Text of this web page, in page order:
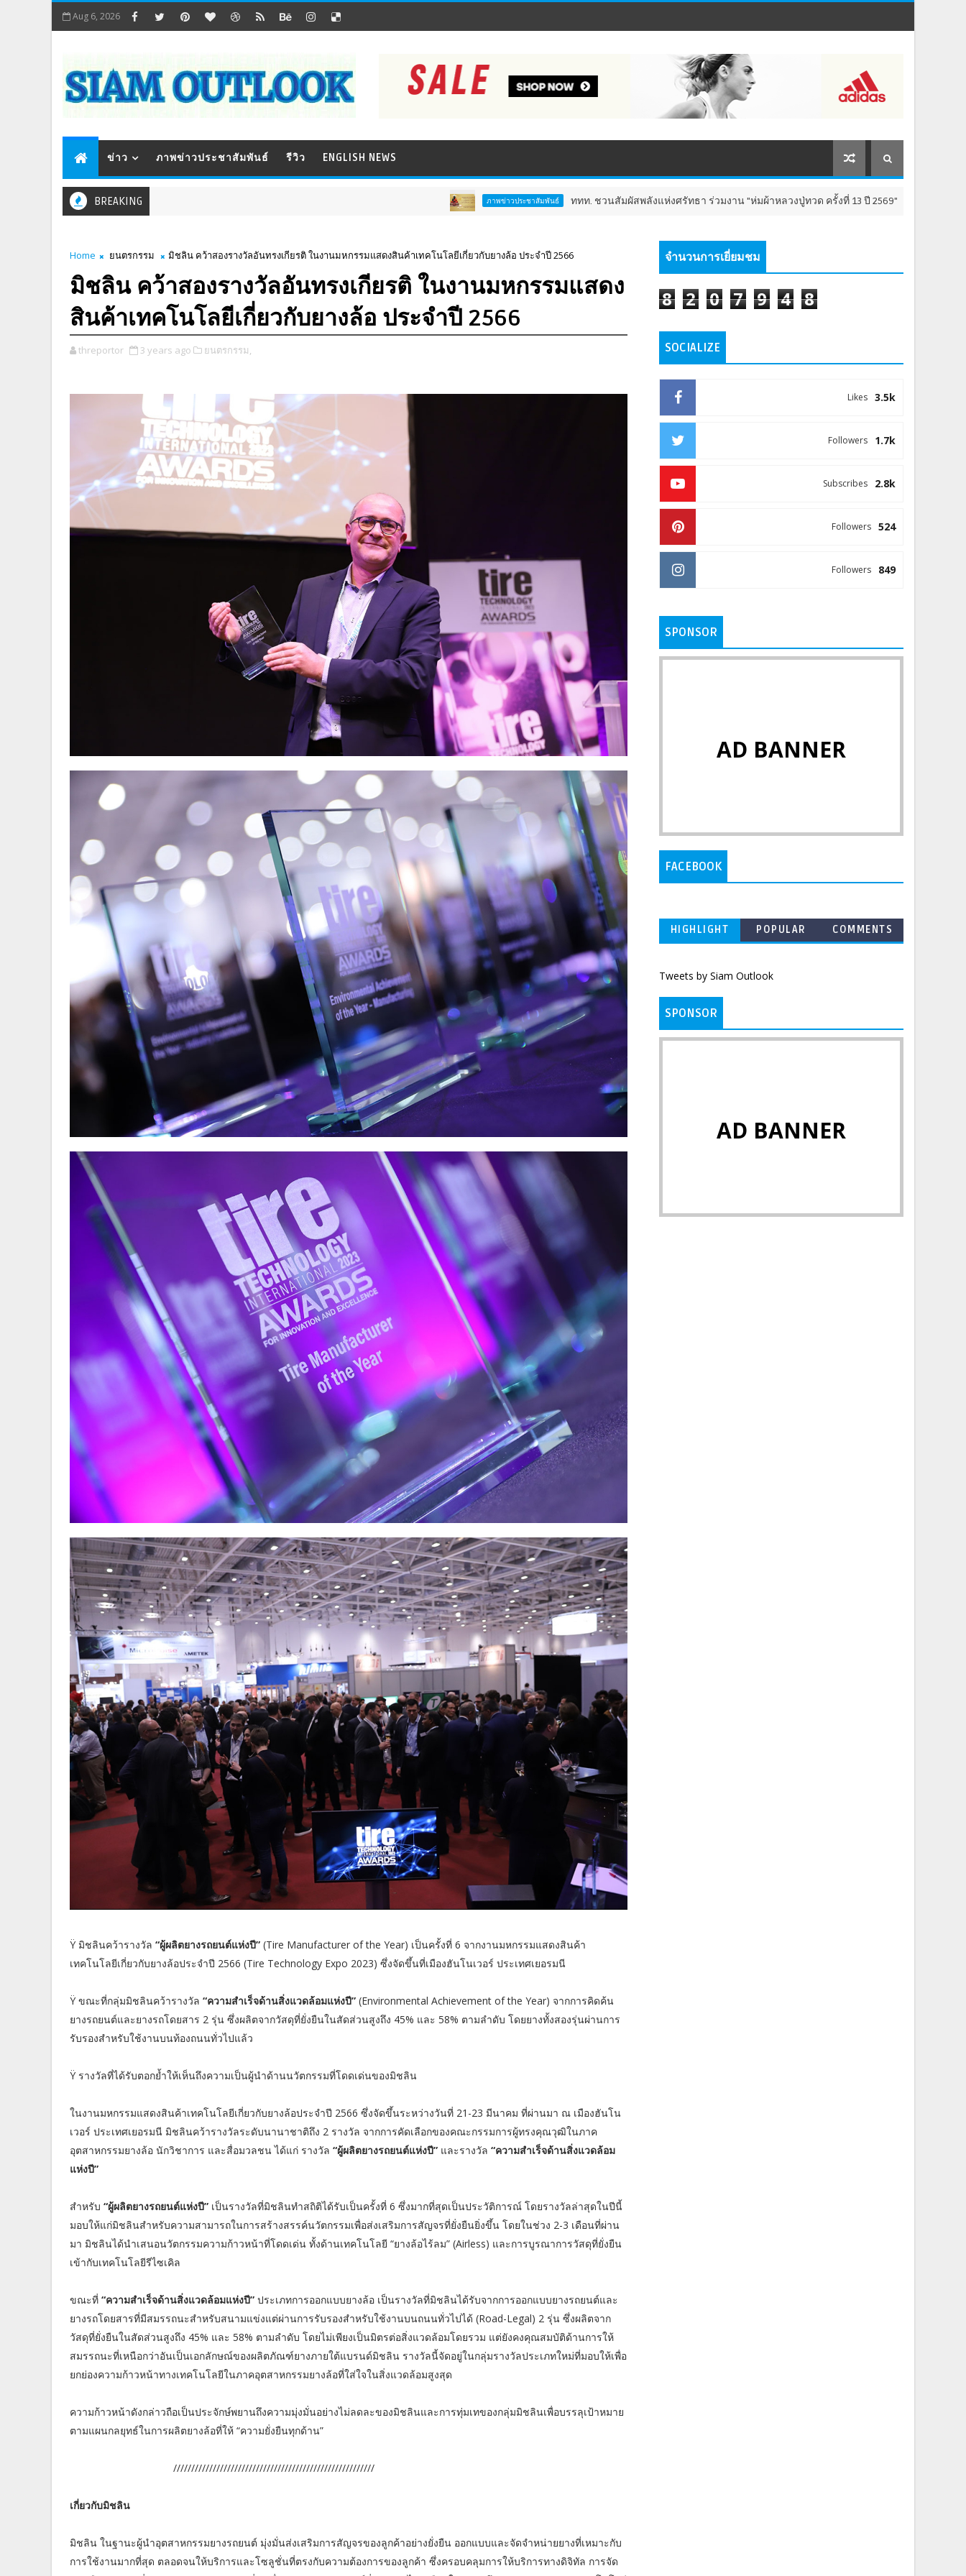
Aug 6, 2026
ข่าว ภาพข่าวประชาสัมพันธ์ รีวิว ENGLISH NEWS
BREAKING ภาพข่าวประชาสัมพันธ์ ททท. ชวนสัมผัสพลังแห่งศรัทธา ร่วมงาน "ห่มผ้าหลวงปู่ทวด ครั้งที่ 13 ปี 2569" เสริมสิริมงคล เติมพลังใจ
Home ยนตรกรรม มิชลิน คว้าสองรางวัลอันทรงเกียรติ ในงานมหกรรมแสดงสินค้าเทคโนโลยีเกี่ยวกับยางล้อ ประจำปี 2566
มิชลิน คว้าสองรางวัลอันทรงเกียรติ ในงานมหกรรมแสดง
สินค้าเทคโนโลยีเกี่ยวกับยางล้อ ประจำปี 2566
threportor 3 years ago ยนตรกรรม,
Ÿ มิชลินคว้ารางวัล “ผู้ผลิตยางรถยนต์แห่งปี” (Tire Manufacturer of the Year) เป็นครั้งที่ 6 จากงานมหกรรมแสดงสินค้า
เทคโนโลยีเกี่ยวกับยางล้อประจำปี 2566 (Tire Technology Expo 2023) ซึ่งจัดขึ้นที่เมืองฮันโนเวอร์ ประเทศเยอรมนี
Ÿ ขณะที่กลุ่มมิชลินคว้ารางวัล “ความสำเร็จด้านสิ่งแวดล้อมแห่งปี” (Environmental Achievement of the Year) จากการคิดค้น
ยางรถยนต์และยางรถโดยสาร 2 รุ่น ซึ่งผลิตจากวัสดุที่ยั่งยืนในสัดส่วนสูงถึง 45% และ 58% ตามลำดับ โดยยางทั้งสองรุ่นผ่านการ
รับรองสำหรับใช้งานบนท้องถนนทั่วไปแล้ว
Ÿ รางวัลที่ได้รับตอกย้ำให้เห็นถึงความเป็นผู้นำด้านนวัตกรรมที่โดดเด่นของมิชลิน
ในงานมหกรรมแสดงสินค้าเทคโนโลยีเกี่ยวกับยางล้อประจำปี 2566 ซึ่งจัดขึ้นระหว่างวันที่ 21-23 มีนาคม ที่ผ่านมา ณ เมืองฮันโน
เวอร์ ประเทศเยอรมนี มิชลินคว้ารางวัลระดับนานาชาติถึง 2 รางวัล จากการคัดเลือกของคณะกรรมการผู้ทรงคุณวุฒิในภาค
อุตสาหกรรมยางล้อ นักวิชาการ และสื่อมวลชน ได้แก่ รางวัล “ผู้ผลิตยางรถยนต์แห่งปี” และรางวัล “ความสำเร็จด้านสิ่งแวดล้อม
แห่งปี”
สำหรับ “ผู้ผลิตยางรถยนต์แห่งปี” เป็นรางวัลที่มิชลินทำสถิติได้รับเป็นครั้งที่ 6 ซึ่งมากที่สุดเป็นประวัติการณ์ โดยรางวัลล่าสุดในปีนี้
มอบให้แก่มิชลินสำหรับความสามารถในการสร้างสรรค์นวัตกรรมเพื่อส่งเสริมการสัญจรที่ยั่งยืนยิ่งขึ้น โดยในช่วง 2-3 เดือนที่ผ่าน
มา มิชลินได้นำเสนอนวัตกรรมความก้าวหน้าที่โดดเด่น ทั้งด้านเทคโนโลยี “ยางล้อไร้ลม” (Airless) และการบูรณาการวัสดุที่ยั่งยืน
เข้ากับเทคโนโลยีรีไซเคิล
ขณะที่ “ความสำเร็จด้านสิ่งแวดล้อมแห่งปี” ประเภทการออกแบบยางล้อ เป็นรางวัลที่มิชลินได้รับจากการออกแบบยางรถยนต์และ
ยางรถโดยสารที่มีสมรรถนะสำหรับสนามแข่งแต่ผ่านการรับรองสำหรับใช้งานบนถนนทั่วไปได้ (Road-Legal) 2 รุ่น ซึ่งผลิตจาก
วัสดุที่ยั่งยืนในสัดส่วนสูงถึง 45% และ 58% ตามลำดับ โดยไม่เพียงเป็นมิตรต่อสิ่งแวดล้อมโดยรวม แต่ยังคงคุณสมบัติด้านการให้
สมรรถนะที่เหนือกว่าอันเป็นเอกลักษณ์ของผลิตภัณฑ์ยางภายใต้แบรนด์มิชลิน รางวัลนี้จัดอยู่ในกลุ่มรางวัลประเภทใหม่ที่มอบให้เพื่อ
ยกย่องความก้าวหน้าทางเทคโนโลยีในภาคอุตสาหกรรมยางล้อที่ใส่ใจในสิ่งแวดล้อมสูงสุด
ความก้าวหน้าดังกล่าวถือเป็นประจักษ์พยานถึงความมุ่งมั่นอย่างไม่ลดละของมิชลินและการทุ่มเทของกลุ่มมิชลินเพื่อบรรลุเป้าหมาย
ตามแผนกลยุทธ์ในการผลิตยางล้อที่ให้ “ความยั่งยืนทุกด้าน”
////////////////////////////////////////////////////////
เกี่ยวกับมิชลิน
มิชลิน ในฐานะผู้นำอุตสาหกรรมยางรถยนต์ มุ่งมั่นส่งเสริมการสัญจรของลูกค้าอย่างยั่งยืน ออกแบบและจัดจำหน่ายยางที่เหมาะกับ
การใช้งานมากที่สุด ตลอดจนให้บริการและโซลูชั่นที่ตรงกับความต้องการของลูกค้า ซึ่งครอบคลุมการให้บริการทางดิจิทัล การจัด
จำนวนการเยี่ยมชม
8 2 0 7 9 4 8
SOCIALIZE
3.5k
Likes
1.7k
Followers
2.8k
Subscribes
524
Followers
849
Followers
SPONSOR
AD BANNER
FACEBOOK
HIGHLIGHT POPULAR COMMENTS
Tweets by Siam Outlook
SPONSOR
AD BANNER